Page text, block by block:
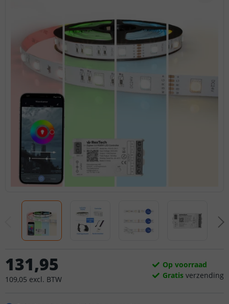
131,95
109,05 excl. BTW
Op voorraad
Gratis verzending